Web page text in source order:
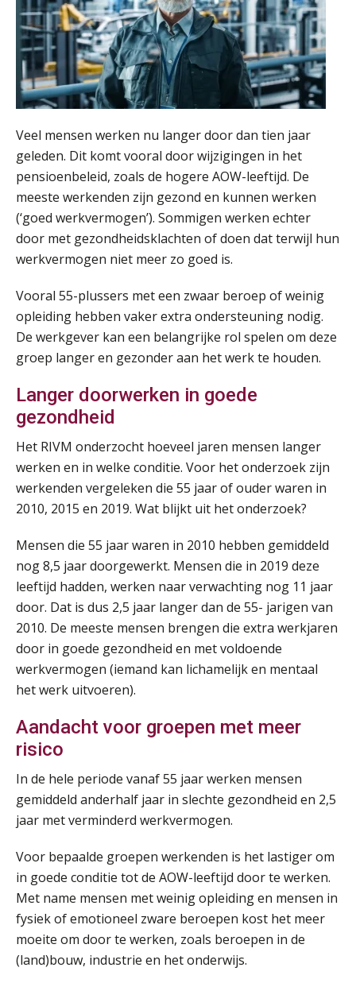
Veel mensen werken nu langer door dan tien jaar
geleden. Dit komt vooral door wijzigingen in het
pensioenbeleid, zoals de hogere AOW-leeftijd. De
meeste werkenden zijn gezond en kunnen werken
(‘goed werkvermogen’). Sommigen werken echter
door met gezondheidsklachten of doen dat terwijl hun
werkvermogen niet meer zo goed is.
Vooral 55-plussers met een zwaar beroep of weinig
opleiding hebben vaker extra ondersteuning nodig.
De werkgever kan een belangrijke rol spelen om deze
groep langer en gezonder aan het werk te houden.
Langer doorwerken in goede
gezondheid
Het RIVM onderzocht hoeveel jaren mensen langer
werken en in welke conditie. Voor het onderzoek zijn
werkenden vergeleken die 55 jaar of ouder waren in
2010, 2015 en 2019. Wat blijkt uit het onderzoek?
Mensen die 55 jaar waren in 2010 hebben gemiddeld
nog 8,5 jaar doorgewerkt. Mensen die in 2019 deze
leeftijd hadden, werken naar verwachting nog 11 jaar
door. Dat is dus 2,5 jaar langer dan de 55- jarigen van
2010. De meeste mensen brengen die extra werkjaren
door in goede gezondheid en met voldoende
werkvermogen (iemand kan lichamelijk en mentaal
het werk uitvoeren).
Aandacht voor groepen met meer
risico
In de hele periode vanaf 55 jaar werken mensen
gemiddeld anderhalf jaar in slechte gezondheid en 2,5
jaar met verminderd werkvermogen.
Voor bepaalde groepen werkenden is het lastiger om
in goede conditie tot de AOW-leeftijd door te werken.
Met name mensen met weinig opleiding en mensen in
fysiek of emotioneel zware beroepen kost het meer
moeite om door te werken, zoals beroepen in de
(land)bouw, industrie en het onderwijs.
AUG
MOCuitgevers
25
AUG
Summercourse: Een mindset die kansen ziet en vertrouwen geeft
MOCuitgevers
AUG
MOCuitgevers
25
AUG
Summercourse Werkkostenregeling
MOCuitgevers
25
AUG
Online Opleiding Praktijkdiploma Loonadministratie (PDL)
MOCuitgevers
25
AUG
MOCuitgevers
AUG
Opfriscursus PDL (NIRPA PE)
Markus Verbeek Praehep
26
AUG
MOCuitgevers
27
AUG
Summercourse Impact en invloed van AI op de salarisverwerking (verdieping)
MOCuitgevers
28
AUG
Online Vakopleiding Payroll Services (VPS)
MOCuitgevers
28
AUG
Opfriscursus VPS (NIRPA PE)
Markus Verbeek Praehep
31
01
SEP
MOCuitgevers
03
07
SEP
Online cursus Bedingen in de arbeidsovereenkomst
MOCuitgevers
08
SEP
Online Excel training voor de salarisadministrateur (verdieping)
MOCuitgevers